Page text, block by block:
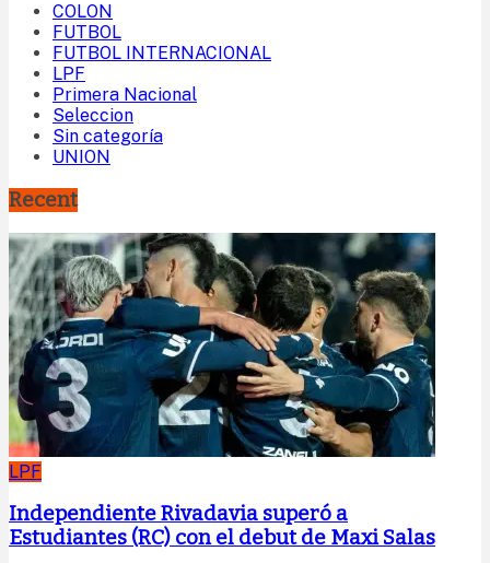
COLON
FUTBOL
FUTBOL INTERNACIONAL
LPF
Primera Nacional
Seleccion
Sin categoría
UNION
Recent
LPF
Independiente Rivadavia superó a
Estudiantes (RC) con el debut de Maxi Salas